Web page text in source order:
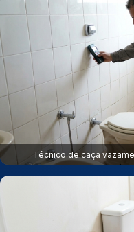
Técnico de caça